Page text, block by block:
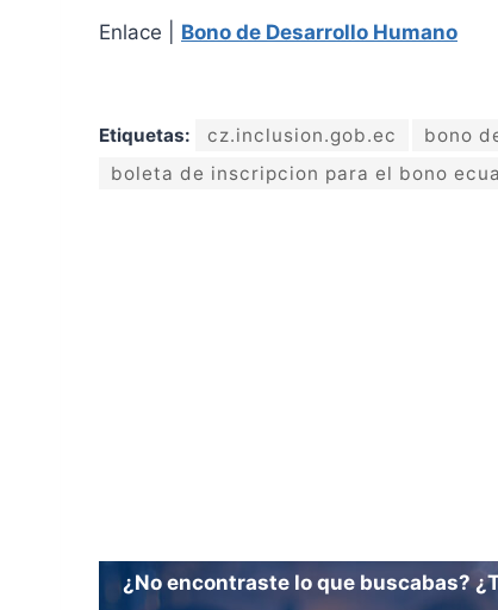
Enlace | Bono de Desarrollo Humano
Etiquetas: cz.inclusion.gob.ec bono
boleta de inscripcion para el bono
¿No encontraste lo que buscabas?